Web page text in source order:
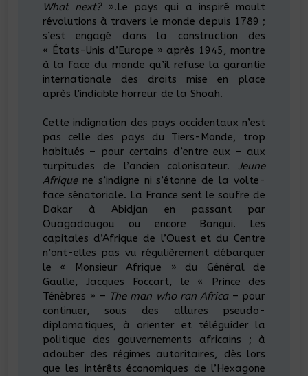
What next? ».Le pays qui a inspiré moult
révolutions à travers le monde depuis 1789 ;
s’est engagé dans la construction des
« États-Unis d’Europe » après 1945, montre
à la face du monde qu’il refuse la garantie
internationale des droits mise en place
après l’indicible horreur de la Shoah.
Cette indignation des pays occidentaux n’est
pas celle des pays du Tiers-Monde, trop
habitués – pour certains d’entre eux – aux
turpitudes de l’ancien colonisateur.Jeune
Afriquene s’indigne ni s’étonne de la volte-
face sénatoriale. La France sent le soufre de
Dakar à Abidjan en passant par
Ouagadougou ou encore Bangui. Les
capitales d’Afrique de l’Ouest et du Centre
n’ont-elles pas vu régulièrement débarquer
le « Monsieur Afrique » du Général de
Gaulle, Jacques Foccart, le « Prince des
Ténèbres » – The man who ran Africa – pour
continuer, sous des allures pseudo-
diplomatiques, à orienter et téléguider la
politique des gouvernements africains ; à
adouber des régimes autoritaires, dès lors
que les intérêts économiques de l’Hexagone